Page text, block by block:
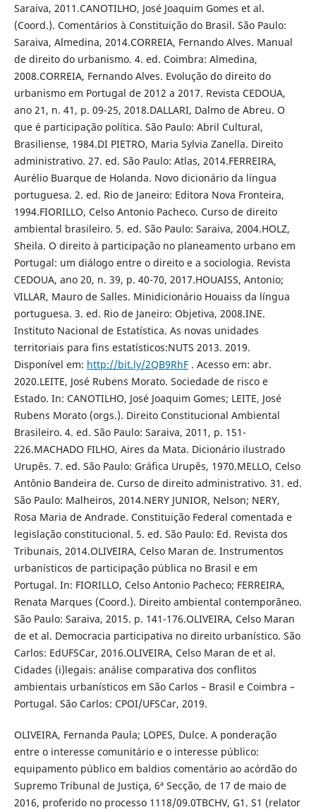
Saraiva, 2011.CANOTILHO, José Joaquim Gomes et al.
(Coord.). Comentários à Constituição do Brasil. São Paulo:
Saraiva, Almedina, 2014.CORREIA, Fernando Alves. Manual
de direito do urbanismo. 4. ed. Coimbra: Almedina,
2008.CORREIA, Fernando Alves. Evolução do direito do
urbanismo em Portugal de 2012 a 2017. Revista CEDOUA,
ano 21, n. 41, p. 09-25, 2018.DALLARI, Dalmo de Abreu. O
que é participação política. São Paulo: Abril Cultural,
Brasiliense, 1984.DI PIETRO, Maria Sylvia Zanella. Direito
administrativo. 27. ed. São Paulo: Atlas, 2014.FERREIRA,
Aurélio Buarque de Holanda. Novo dicionário da língua
portuguesa. 2. ed. Rio de Janeiro: Editora Nova Fronteira,
1994.FIORILLO, Celso Antonio Pacheco. Curso de direito
ambiental brasileiro. 5. ed. São Paulo: Saraiva, 2004.HOLZ,
Sheila. O direito à participação no planeamento urbano em
Portugal: um diálogo entre o direito e a sociologia. Revista
CEDOUA, ano 20, n. 39, p. 40-70, 2017.HOUAISS, Antonio;
VILLAR, Mauro de Salles. Minidicionário Houaiss da língua
portuguesa. 3. ed. Rio de Janeiro: Objetiva, 2008.INE.
Instituto Nacional de Estatística. As novas unidades
territoriais para fins estatísticos:NUTS 2013. 2019.
Disponível em: http://bit.ly/2QB9RhF. Acesso em: abr.
2020.LEITE, José Rubens Morato. Sociedade de risco e
Estado. In: CANOTILHO, José Joaquim Gomes; LEITE, José
Rubens Morato (orgs.). Direito Constitucional Ambiental
Brasileiro. 4. ed. São Paulo: Saraiva, 2011, p. 151-
226.MACHADO FILHO, Aires da Mata. Dicionário ilustrado
Urupês. 7. ed. São Paulo: Gráfica Urupês, 1970.MELLO, Celso
Antônio Bandeira de. Curso de direito administrativo. 31. ed.
São Paulo: Malheiros, 2014.NERY JUNIOR, Nelson; NERY,
Rosa Maria de Andrade. Constituição Federal comentada e
legislação constitucional. 5. ed. São Paulo: Ed. Revista dos
Tribunais, 2014.OLIVEIRA, Celso Maran de. Instrumentos
urbanísticos de participação pública no Brasil e em
Portugal. In: FIORILLO, Celso Antonio Pacheco; FERREIRA,
Renata Marques (Coord.). Direito ambiental contemporâneo.
São Paulo: Saraiva, 2015. p. 141-176.OLIVEIRA, Celso Maran
de et al. Democracia participativa no direito urbanístico. São
Carlos: EdUFSCar, 2016.OLIVEIRA, Celso Maran de et al.
Cidades (i)legais: análise comparativa dos conflitos
ambientais urbanísticos em São Carlos – Brasil e Coimbra –
Portugal. São Carlos: CPOI/UFSCar, 2019.
OLIVEIRA, Fernanda Paula; LOPES, Dulce. A ponderação
entre o interesse comunitário e o interesse público:
equipamento público em baldios comentário ao acórdão do
Supremo Tribunal de Justiça, 6ª Secção, de 17 de maio de
2016, proferido no processo 1118/09.0TBCHV, G1. S1 (relator